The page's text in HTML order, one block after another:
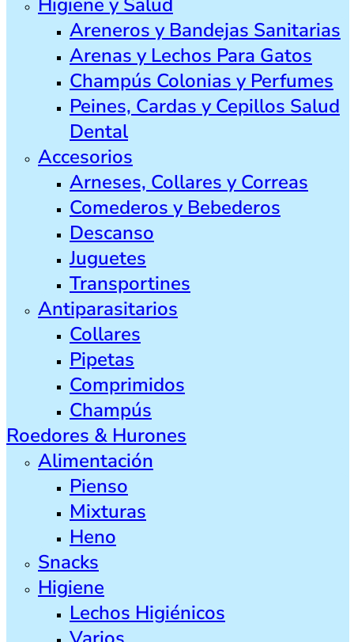
Areneros y Bandejas Sanitarias
Arenas y Lechos Para Gatos
Champús Colonias y Perfumes
Peines, Cardas y Cepillos Salud
Dental
Accesorios
Arneses, Collares y Correas
Comederos y Bebederos
Descanso
Juguetes
Transportines
Antiparasitarios
Collares
Pipetas
Comprimidos
Champús
Roedores & Hurones
Alimentación
Pienso
Mixturas
Heno
Snacks
Higiene
Lechos Higiénicos